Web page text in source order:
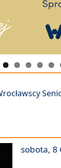
sobota, 8